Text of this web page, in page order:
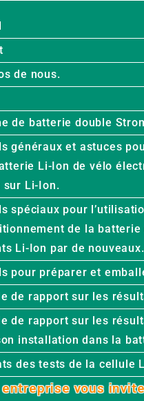
de nous.
de batterie double
généraux et astuces
Li-Ion de vélo
sur Li-Ion.
spéciaux pour
de la
Li-Ion par de nouveaux.
pour préparer et
de rapport sur les
de rapport sur les
installation dans la
des tests de la cellule
vous